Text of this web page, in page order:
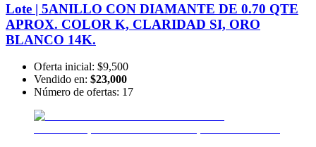
Lote | 5ANILLO CON DIAMANTE DE 0.70 QTE
APROX. COLOR K, CLARIDAD SI, ORO
BLANCO 14K.
Oferta inicial: $9,500
Vendido en: $23,000
Número de ofertas: 17